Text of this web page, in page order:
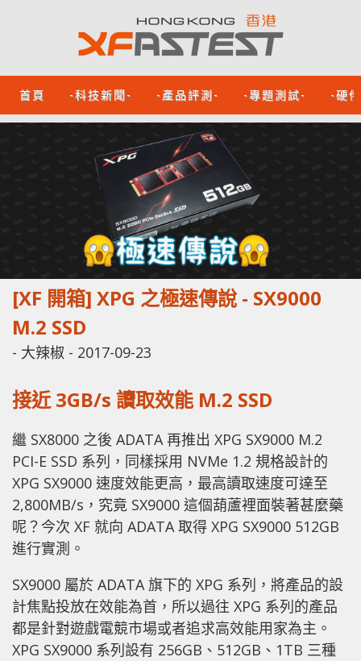
首頁 -科技新聞- -產品評測- -專題測試- -硬
[XF 開箱] XPG 之極速傳說 - SX9000
M.2 SSD
- 大辣椒 - 2017-09-23
接近 3GB/s 讀取效能 M.2 SSD
繼 SX8000 之後 ADATA 再推出 XPG SX9000 M.2
PCI-E SSD 系列，同樣採用 NVMe 1.2 規格設計的
XPG SX9000 速度效能更高，最高讀取速度可達至
2,800MB/s，究竟 SX9000 這個葫蘆裡面裝著甚麼藥
呢？今次 XF 就向 ADATA 取得 XPG SX9000 512GB
進行實測。
SX9000 屬於 ADATA 旗下的 XPG 系列，將產品的設
計焦點投放在效能為首，所以過往 XPG 系列的產品
都是針對遊戲電競市場或者追求高效能用家為主。
XPG SX9000 系列設有 256GB、512GB、1TB 三種